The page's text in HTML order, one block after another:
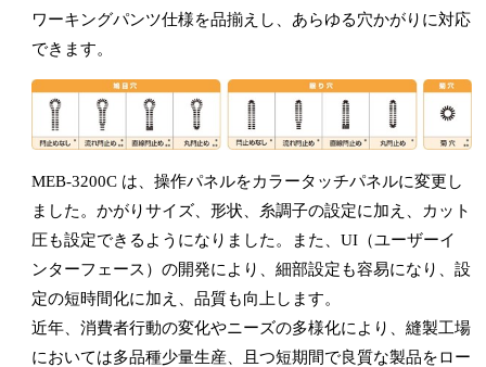
ワーキングパンツ仕様を品揃えし、あらゆる穴かがりに対応
できます。
MEB-3200C は、操作パネルをカラータッチパネルに変更し
ました。かがりサイズ、形状、糸調子の設定に加え、カット
圧も設定できるようになりました。また、UI（ユーザーイ
ンターフェース）の開発により、細部設定も容易になり、設
定の短時間化に加え、品質も向上します。
近年、消費者行動の変化やニーズの多様化により、縫製工場
においては多品種少量生産、且つ短期間で良質な製品をロー